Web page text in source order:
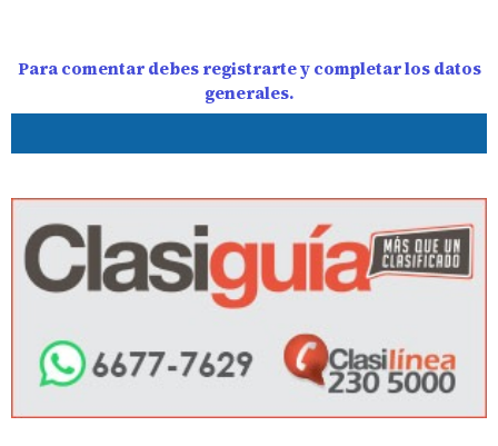
Para comentar debes registrarte y completar los datos
generales.